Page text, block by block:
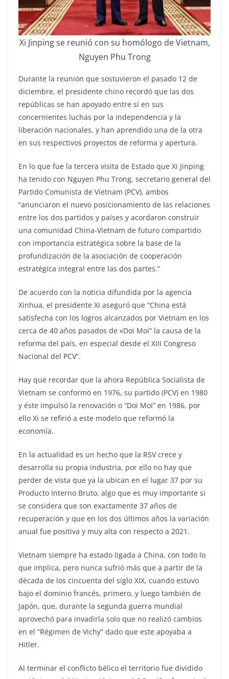
Xi Jinping se reunió con su homólogo de Vietnam,
Nguyen Phu Trong
Durante la reunión que sostuvieron el pasado 12 de
diciembre, el presidente chino recordó que las dos
repúblicas se han apoyado entre sí en sus
concernientes luchas por la independencia y la
liberación nacionales, y han aprendido una de la otra
en sus respectivos proyectos de reforma y apertura.
En lo que fue la tercera visita de Estado que Xi Jinping
ha tenido con Nguyen Phu Trong, secretario general del
Partido Comunista de Vietnam (PCV), ambos
“anunciaron el nuevo posicionamiento de las relaciones
entre los dos partidos y países y acordaron construir
una comunidad China-Vietnam de futuro compartido
con importancia estratégica sobre la base de la
profundización de la asociación de cooperación
estratégica integral entre las dos partes.”
De acuerdo con la noticia difundida por la agencia
Xinhua, el presidente Xi aseguró que “China está
satisfecha con los logros alcanzados por Vietnam en los
cerca de 40 años pasados de «Doi Moi” la causa de la
reforma del país, en especial desde el XIII Congreso
Nacional del PCV”.
Hay que recordar que la ahora República Socialista de
Vietnam se conformó en 1976, su partido (PCV) en 1980
y éste impulsó la renovación o “Doi Moi” en 1986, por
ello Xi se refirió a este modelo que reformó la
economía.
En la actualidad es un hecho que la RSV crece y
desarrolla su propia industria, por ello no hay que
perder de vista que ya la ubican en el lugar 37 por su
Producto Interno Bruto, algo que es muy importante si
se considera que son exactamente 37 años de
recuperación y que en los dos últimos años la variación
anual fue positiva y muy alta con respecto a 2021.
Vietnam siempre ha estado ligada a China, con todo lo
que implica, pero nunca sufrió más que a partir de la
década de los cincuenta del siglo XIX, cuando estuvo
bajo el dominio francés, primero, y luego también de
Japón, que, durante la segunda guerra mundial
aprovechó para invadirla solo que no realizó cambios
en el “Régimen de Vichy” dado que este apoyaba a
Hitler.
Al terminar el conflicto bélico el territorio fue dividido